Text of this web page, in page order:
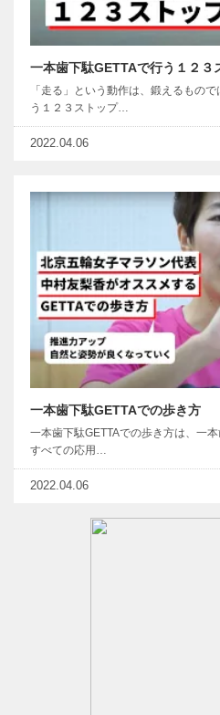
一本歯下駄GETTAで行う１２３
「走る」という動作は、鍛えるもの
う１２３ストップ…
2022.04.06
一本歯下駄GETTAでの歩き方
一本歯下駄GETTAでの歩き方は、一本
すべての応用…
2022.04.06